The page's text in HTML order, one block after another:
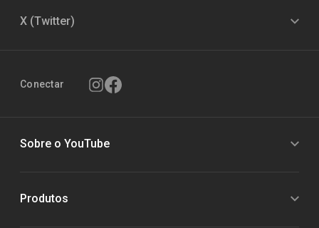
X (Twitter)
Conectar
Sobre o YouTube
Produtos